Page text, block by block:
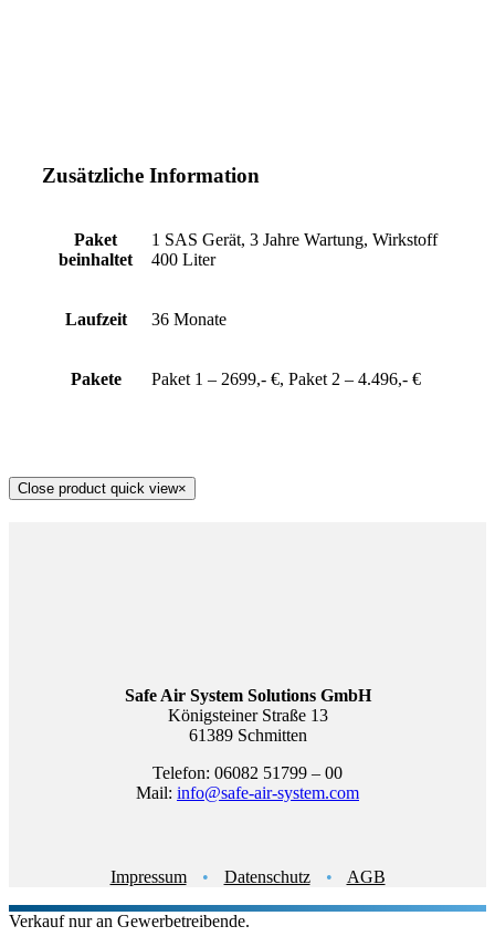
Zusätzliche Information
Paket
beinhaltet
1 SAS Gerät, 3 Jahre Wartung, Wirkstoff
400 Liter
Laufzeit 36 Monate
Pakete Paket 1 – 2699,- €, Paket 2 – 4.496,- €
Close product quick view×
Safe Air System Solutions GmbH
Königsteiner Straße 13
61389 Schmitten
Telefon: 06082 51799 – 00
Mail: info@safe-air-system.com
Impressum • Datenschutz • AGB
Verkauf nur an Gewerbetreibende.